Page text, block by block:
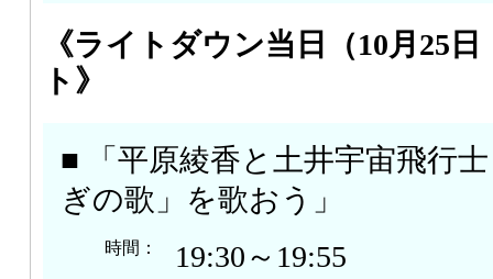
《ライトダウン当日（10月25
ト》
■ 「平原綾香と土井宇宙飛行
ぎの歌」を歌おう」
時間： 19:30～19:55